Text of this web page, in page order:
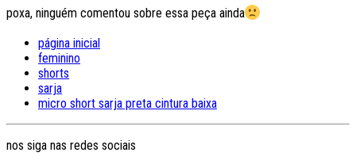
poxa, ninguém comentou sobre essa peça ainda
página inicial
feminino
shorts
sarja
micro short sarja preta cintura baixa
nos siga nas redes sociais